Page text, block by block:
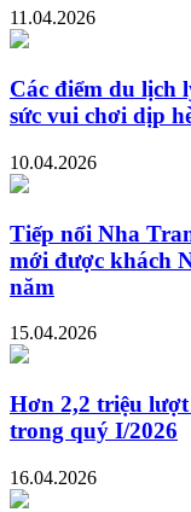
11.04.2026
Các điểm du lịch
sức vui chơi dịp
10.04.2026
Tiếp nối Nha
mới được khách
năm
15.04.2026
Hơn 2,2 triệu
trong quý I/2026
16.04.2026